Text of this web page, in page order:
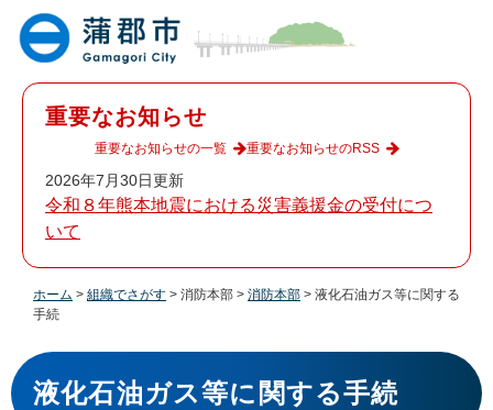
重要なお知らせ
2026年7月30日更新
令和８年熊本地震における災害義援金の受付につ
いて
重要なお知らせの一覧 重要なお知らせのRSS
ホーム > 組織でさがす > 消防本部 > 消防本部 > 液化石油ガス等に関する
手続
本
文
液化石油ガス等に関する手続